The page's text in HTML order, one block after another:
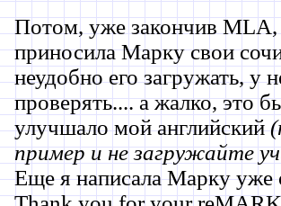
Потом, уже закончив MLA,
приносила Марку свои
неудобно его загружать, у
проверять.... а жалко, это
улучшало мой английский
пример и не загружайте
Еще я написала Марку уже